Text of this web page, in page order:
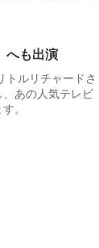
へも出演
トルリチャードさ
あの人気テレビ
。